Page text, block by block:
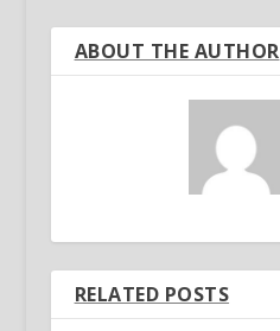
ABOUT THE AUTHOR
RELATED POSTS